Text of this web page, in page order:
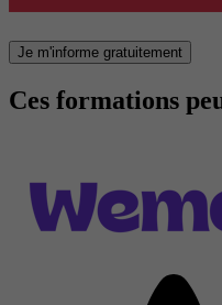
Je m'informe gratuitement
Ces formations